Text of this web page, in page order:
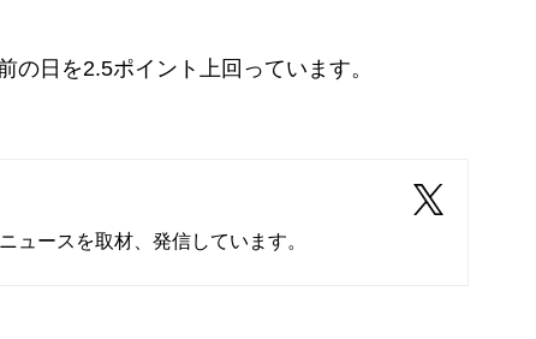
日を2.5ポイント上回っています。
ュースを取材、発信しています。